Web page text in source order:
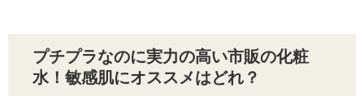
プチプラなのに実力の高い市販の化粧
水！敏感肌にオススメはどれ？